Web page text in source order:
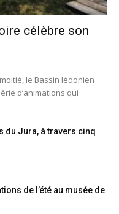
célèbre son
le Bassin lédonien
d’animations qui
du Jura, à travers cinq
de l’été au musée de